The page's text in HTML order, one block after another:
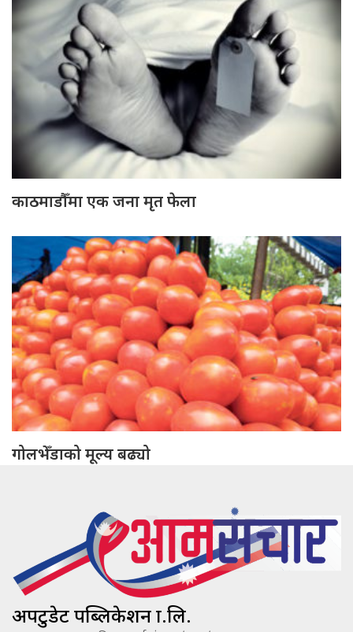
काठमाडौँमा एक जना मृत फेला
गोलभेँडाको मूल्य बढ्यो
अपटुडेट पब्लिकेशन प्रा.लि.